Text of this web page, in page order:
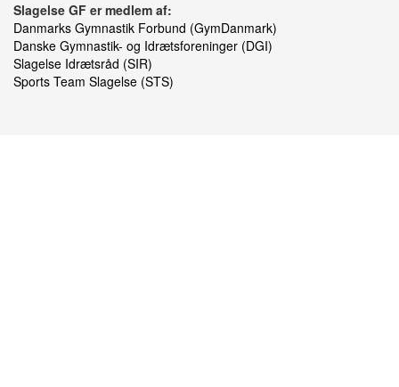
Slagelse GF er medlem af:
Danmarks Gymnastik Forbund (GymDanmark)
Danske Gymnastik- og Idrætsforeninger (DGI)
Slagelse Idrætsråd (SIR)
Sports Team Slagelse (STS)